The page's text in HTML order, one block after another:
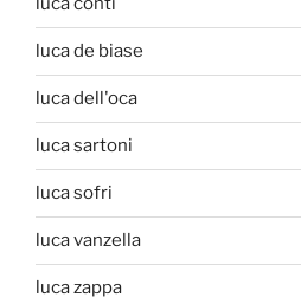
luca de biase
luca dell'oca
luca sartoni
luca sofri
luca vanzella
luca zappa